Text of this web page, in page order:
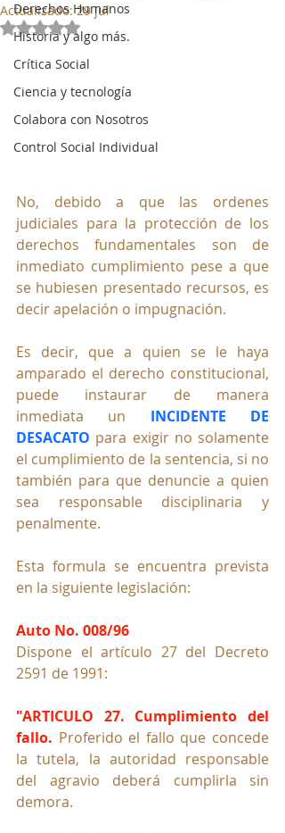
Derechos Humanos
Historia y algo más.
Crítica Social
Ciencia y tecnología
Colabora con Nosotros
Control Social Individual
Actualizado:29 jul
Obtuvo NaN de 5 estrellas.
No, debido a que las ordenes
judiciales para la protección de los
derechos fundamentales son de
inmediato cumplimiento pese a que
se hubiesen presentado recursos, es
decir apelación o impugnación.
Es decir, que a quien se le haya
amparado el derecho constitucional,
puede instaurar de manera
inmediata un INCIDENTE DE
DESACATO para exigir no solamente
el cumplimiento de la sentencia, si no
también para que denuncie a quien
sea responsable disciplinaria y
penalmente.
Esta formula se encuentra prevista
en la siguiente legislación:
Auto No. 008/96
Dispone el artículo 27 del Decreto
2591 de 1991:
"ARTICULO 27. Cumplimiento del
fallo. Proferido el fallo que concede
la tutela, la autoridad responsable
del agravio deberá cumplirla sin
demora.